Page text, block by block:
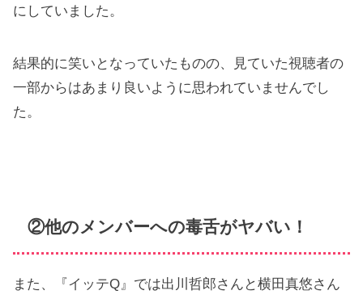
にしていました。
結果的に笑いとなっていたものの、見ていた視聴者の
一部からはあまり良いように思われていませんでし
た。
②他のメンバーへの毒舌がヤバい！
また、『イッテQ』では出川哲郎さんと横田真悠さん